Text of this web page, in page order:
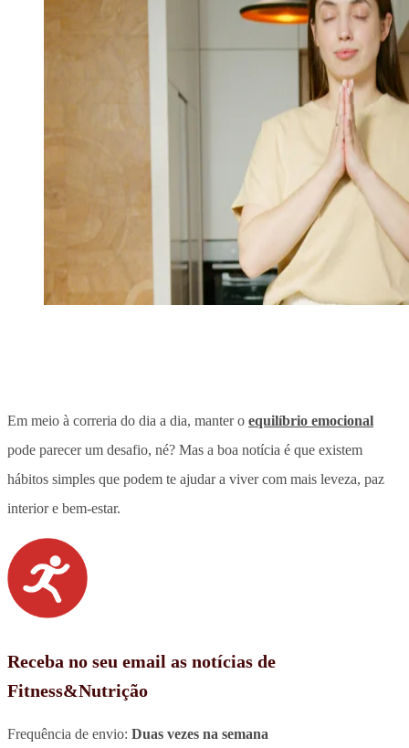
Em meio à correria do dia a dia, manter o equilíbrio emocional
pode parecer um desafio, né? Mas a boa notícia é que existem
hábitos simples que podem te ajudar a viver com mais leveza, paz
interior e bem-estar.
Receba no seu email as notícias de
Fitness&Nutrição
Frequência de envio: Duas vezes na semana